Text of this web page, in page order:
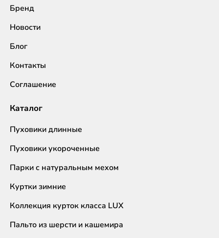
Бренд
Новости
Блог
Контакты
Соглашение
Каталог
Пуховики длинные
Пуховики укороченные
Парки с натуральным мехом
Куртки зимние
Коллекция курток класса LUX
Пальто из шерсти и кашемира